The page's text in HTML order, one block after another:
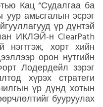
Кац “Судалгаа ба
уур амьсгалын эсрэг
үр дүнтэй
ИКЛЭЙ-н ClearPath
нэгтгэж, хорт хийн
орон нутгийн
Лодердейл зэрэг
хүрэх стратеги
үр дүнд хотын
бууруулах